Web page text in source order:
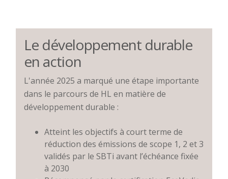
Le développement durable
en action
L'année 2025 a marqué une étape importante
dans le parcours de HL en matière de
développement durable :
Atteint les objectifs à court terme de
réduction des émissions de scope 1, 2 et 3
validés par le SBTi avant l’échéance fixée
à 2030